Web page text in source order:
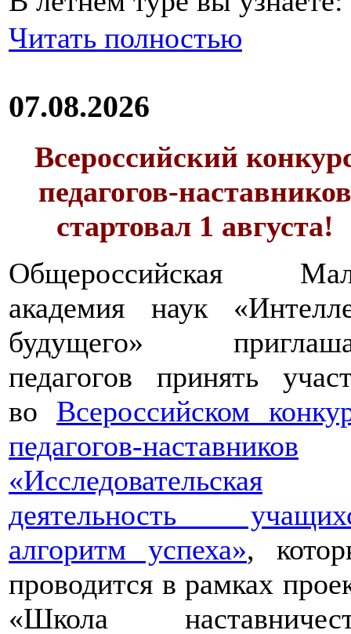
Читать полностью
07.08.2026
Всероссийский
педагогов-наставников
стартовал 1 августа!
Общероссийская
академия наук
будущего»
педагогов принять
во Всероссийском
педагогов-наставников
«Исследовательская
деятельность
алгоритм успеха»,
проводится в рамках
«Школа